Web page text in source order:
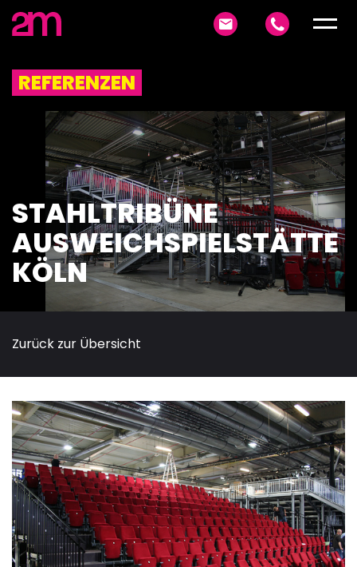
REFERENZEN
STAHLTRIBÜNE
AUSWEICHSPIELSTÄTTE
KÖLN
Zurück zur Übersicht